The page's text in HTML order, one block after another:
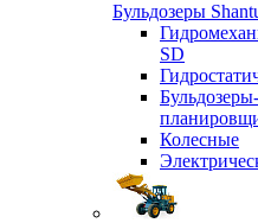
Бульдозеры
SD
Бульдозеры-
Колесные